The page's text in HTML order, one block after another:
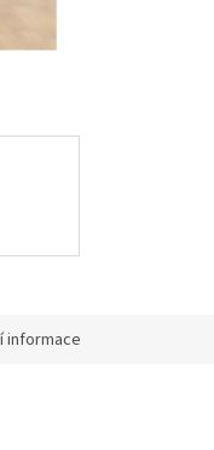
informace